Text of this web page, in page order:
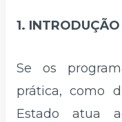
1. INTRODUÇÃO
Se os
prática, como
Estado atua